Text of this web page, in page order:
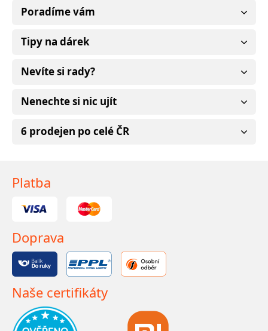
Poradíme vám
Tipy na dárek
Nevíte si rady?
Nenechte si nic ujít
6 prodejen po celé ČR
Platba
Doprava
Naše certifikáty